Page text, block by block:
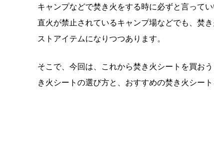
キャンプなどで焚き火をする時に必ずと言って
直火が禁止されているキャンプ場などでも、焚
ストアイテムになりつつあります。
そこで、今回は、これから焚き火シートを買お
き火シートの選び方と、おすすめの焚き火シー